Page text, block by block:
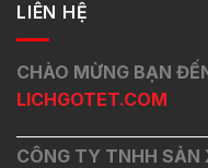
LIÊN HỆ
CHÀO MỪNG BẠN
LICHGOTET.COM
CÔNG TY TNHH SẢN